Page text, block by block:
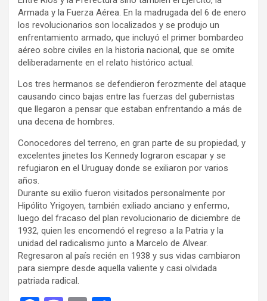
Armada y la Fuerza Aérea. En la madrugada del 6 de enero
los revolucionarios son localizados y se produjo un
enfrentamiento armado, que incluyó el primer bombardeo
aéreo sobre civiles en la historia nacional, que se omite
deliberadamente en el relato histórico actual.
Los tres hermanos se defendieron ferozmente del ataque
causando cinco bajas entre las fuerzas del gubernistas
que llegaron a pensar que estaban enfrentando a más de
una decena de hombres.
Conocedores del terreno, en gran parte de su propiedad, y
excelentes jinetes los Kennedy lograron escapar y se
refugiaron en el Uruguay donde se exiliaron por varios
años.
Durante su exilio fueron visitados personalmente por
Hipólito Yrigoyen, también exiliado anciano y enfermo,
luego del fracaso del plan revolucionario de diciembre de
1932, quien les encomendó el regreso a la Patria y la
unidad del radicalismo junto a Marcelo de Alvear.
Regresaron al país recién en 1938 y sus vidas cambiaron
para siempre desde aquella valiente y casi olvidada
patriada radical.